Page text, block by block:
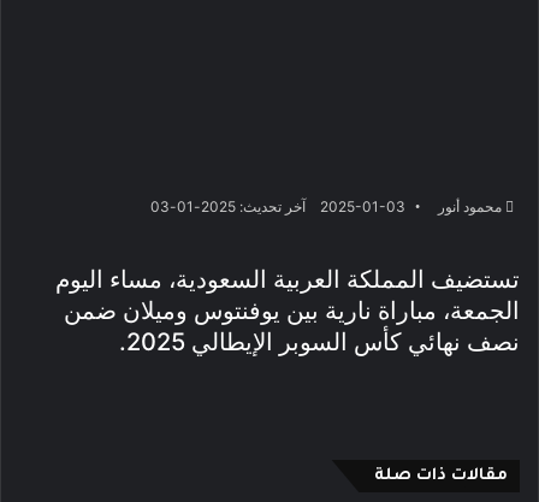
محمود أنور 2025-01-03 آخر تحديث: 2025-01-03
تستضيف المملكة العربية السعودية، مساء اليوم
الجمعة، مباراة نارية بين يوفنتوس وميلان ضمن
نصف نهائي كأس السوبر الإيطالي 2025.
مقالات ذات صلة